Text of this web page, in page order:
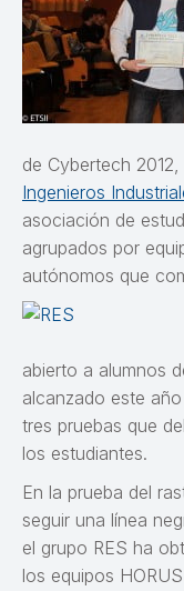
de Cybertech 2012,
Ingenieros
asociación de
agrupados por
autónomos que
abierto a alumnos
alcanzado este
tres pruebas que
los estudiantes.
En la prueba del
seguir una línea
el grupo RES ha
los equipos